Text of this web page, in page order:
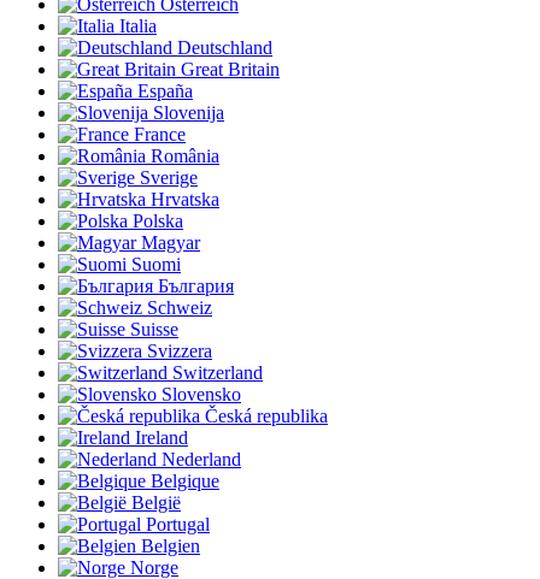
Österreich
Italia
Deutschland
Great Britain
España
Slovenija
France
România
Sverige
Hrvatska
Polska
Magyar
Suomi
България
Schweiz
Suisse
Svizzera
Switzerland
Slovensko
Česká republika
Ireland
Nederland
Belgique
België
Portugal
Belgien
Norge